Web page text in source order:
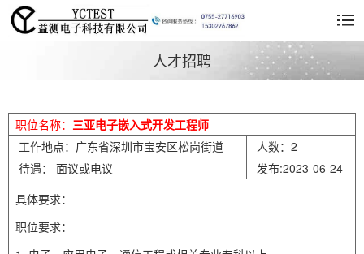
人才招聘
职位名称： 三亚电子嵌入式开发工程师
工作地点：广东省深圳市宝安区松岗街道
人数：2
待遇： 面议或电议
发布:2023-06-24
具体要求：
职位要求：